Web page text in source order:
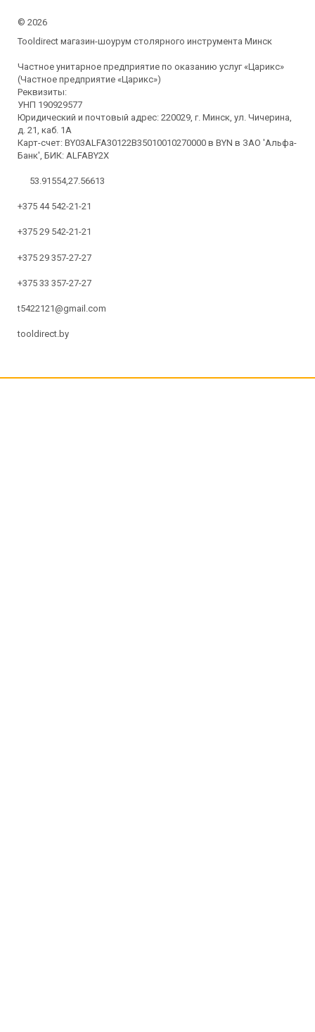
© 2026
Tooldirect магазин-шоурум столярного инструмента Минск
Частное унитарное предприятие по оказанию услуг «Царикс»
(Частное предприятие «Царикс»)
Реквизиты:
УНП 190929577
Юридический и почтовый адрес: 220029, г. Минск, ул. Чичерина,
д. 21, каб. 1А
Карт-счет: BY03ALFA30122B35010010270000 в BYN в ЗАО 'Альфа-
Банк', БИК: ALFABY2X
53.91554,27.56613
+375 44 542-21-21
+375 29 542-21-21
+375 29 357-27-27
+375 33 357-27-27
t5422121@gmail.com
tooldirect.by